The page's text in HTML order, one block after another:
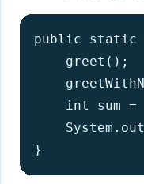
public static
    greet();
int sum =
}